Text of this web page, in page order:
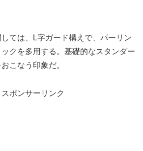
ては、L字ガード構えで、パーリン
クを多用する。基礎的なスタンダー
こなう印象だ。
スポンサーリンク